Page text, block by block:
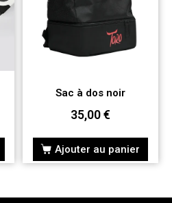
Sac à dos noir
35,00€
Ajouter au panier